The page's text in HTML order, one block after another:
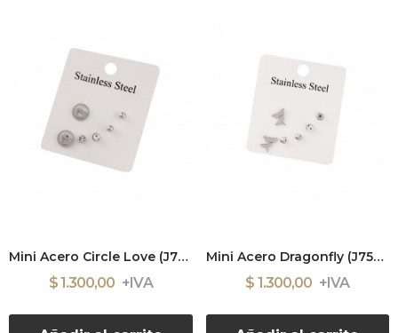
Mini Acero Circle Love (J7588)
$ 1.300,00
Mini Acero Dragonfly (J7594)
$ 1.300,00